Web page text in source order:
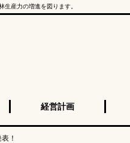
産力の増進を図ります。
経営計画
！